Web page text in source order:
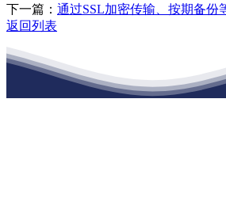
下一篇： 通过SSL加密传输、按期备份
返回列表